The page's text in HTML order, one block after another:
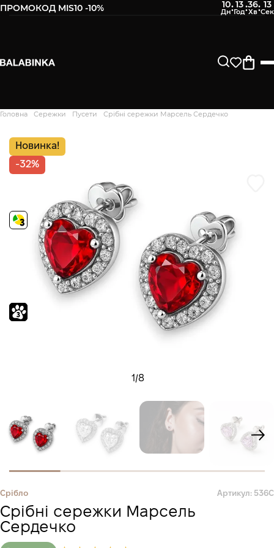
ПРОМОКОД MIS10 -10% 10:13:36: 12
Головна Сережки Пусети Срібні сережки Марсель Сердечко
1/8
Новинка!
-32%
Срібло Артикул: 536С
Срібні сережки Марсель
Сердечко
Дякуємо. Ваш відгук
відправлено СМС про наявність в нашому магазині